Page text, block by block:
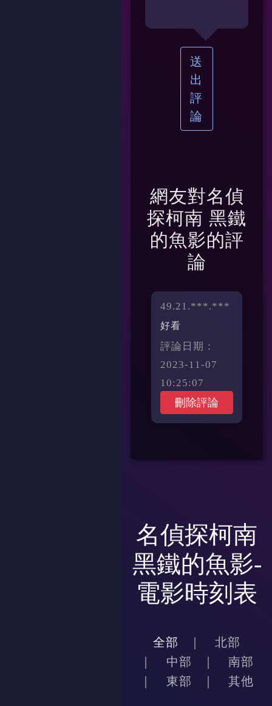
送
出
評
論
網友對名偵
探柯南 黑鐵
的魚影的評
論
49.21.***.***
好看
評論日期：
2023-11-07
10:25:07
刪除評論
名偵探柯南
黑鐵的魚影-
電影時刻表
全部
北部
中部
南部
東部
其他